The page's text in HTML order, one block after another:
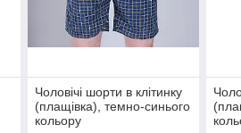
Чоловічі шорти в клітинку
(плащівка), темно-синього
кольору